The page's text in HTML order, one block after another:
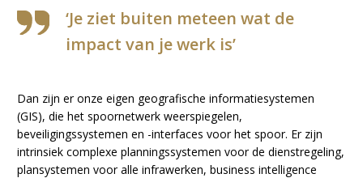
‘Je ziet buiten meteen wat de
impact van je werk is’
Dan zijn er onze eigen geografische informatiesystemen
(GIS), die het spoornetwerk weerspiegelen,
beveiligingssystemen en -interfaces voor het spoor. Er zijn
intrinsiek complexe planningssystemen voor de dienstregeling,
plansystemen voor alle infrawerken, business intelligence